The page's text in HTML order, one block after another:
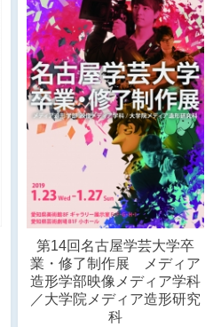
第14回名古屋学芸大学卒
業・修了制作展 メディア
造形学部映像メディア学科
／大学院メディア造形研究
科